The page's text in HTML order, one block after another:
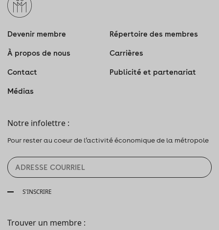
Devenir membre Répertoire des membres
À propos de nous Carrières
Contact Publicité et partenariat
Médias
Notre infolettre :
Pour rester au coeur de l’activité économique de la métropole
S'INSCRIRE
Trouver un membre :